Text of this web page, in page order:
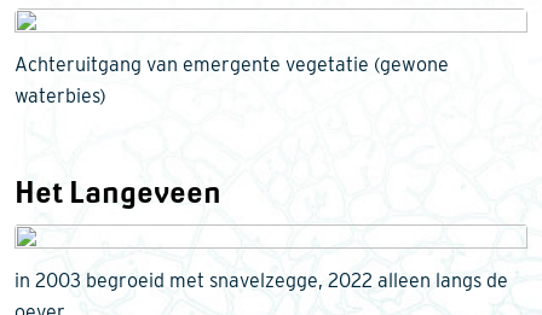
Achteruitgang van emergente vegetatie (gewone
waterbies)
Het Langeveen
in 2003 begroeid met snavelzegge, 2022 alleen langs de